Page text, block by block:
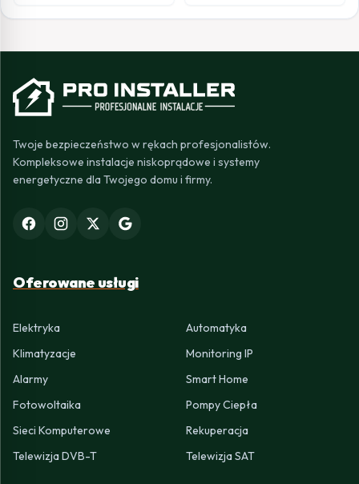
Twoje bezpieczeństwo w rękach profesjonalistów.
Kompleksowe instalacje niskoprądowe i systemy
energetyczne dla Twojego domu i firmy.
Oferowane usługi
Elektryka
Automatyka
Klimatyzacje
Monitoring IP
Alarmy
Smart Home
Fotowoltaika
Pompy Ciepła
Sieci Komputerowe
Rekuperacja
Telewizja DVB-T
Telewizja SAT